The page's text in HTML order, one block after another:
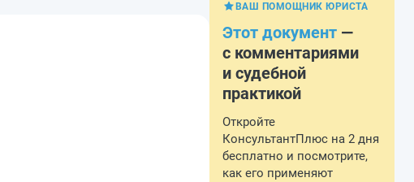
ВАШ ПОМОЩНИК ЮРИСТА
Этот документ —
с комментариями
и судебной
практикой
Откройте
КонсультантПлюс на 2 дня
бесплатно и посмотрите,
как его применяют